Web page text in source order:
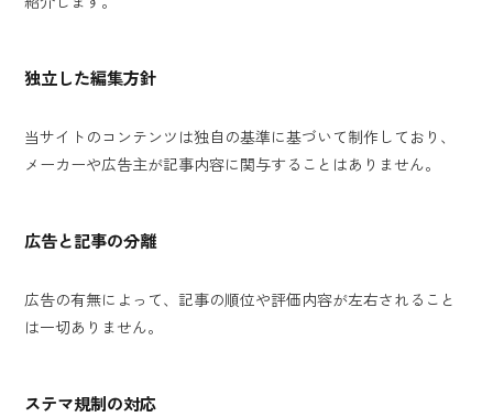
独立した編集方針
当サイトのコンテンツは独自の基準に基づいて制作しており、
メーカーや広告主が記事内容に関与することはありません。
広告と記事の分離
広告の有無によって、記事の順位や評価内容が左右されること
は一切ありません。
ステマ規制の対応